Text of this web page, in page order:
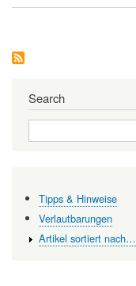
Search
Search
Tipps & Hinweise
Verlautbarungen
Artikel sortiert nach…